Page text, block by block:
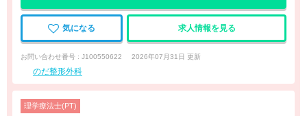
気になる 求人情報を見る
お問い合わせ番号 : J100550622 2026年07月31日 更新
のだ整形外科
理学療法士(PT)